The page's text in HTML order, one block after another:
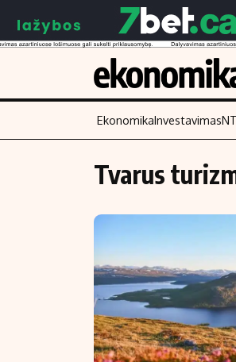
Turinys
Naujienos
Verslas
Energetika
Ekonomika
Politika
EkonomikaInvestavimas
Tvarus